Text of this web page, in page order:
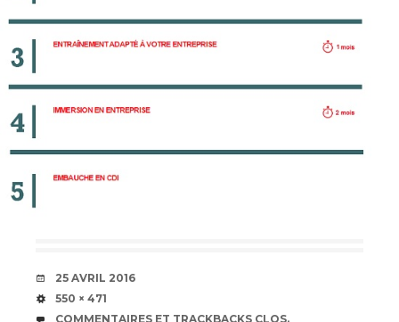
DATE
25 AVRIL 2016
TAILLE
550 × 471
COMMENTAIRES ET TRACKBACKS CLOS.